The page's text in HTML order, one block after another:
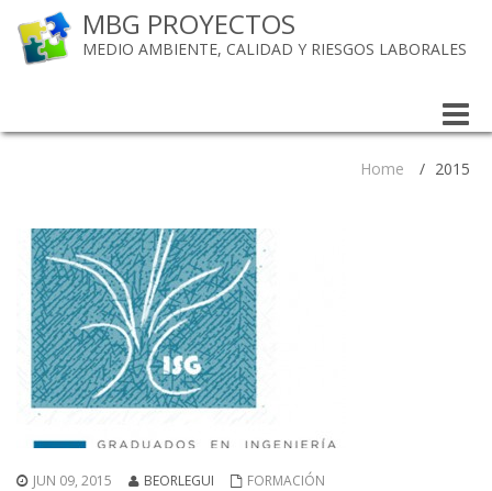
MBG PROYECTOS
MEDIO AMBIENTE, CALIDAD Y RIESGOS LABORALES
Toggle
Home
/ 2015
JUN 09, 2015 BEORLEGUI
FORMACIÓN